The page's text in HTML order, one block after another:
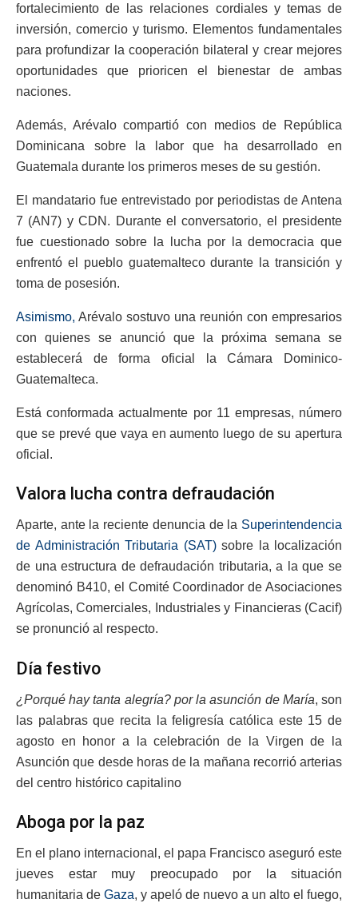
fortalecimiento de las relaciones cordiales y temas de
inversión, comercio y turismo. Elementos fundamentales
para profundizar la cooperación bilateral y crear mejores
oportunidades que prioricen el bienestar de ambas
naciones.
Además, Arévalo compartió con medios de República
Dominicana sobre la labor que ha desarrollado en
Guatemala durante los primeros meses de su gestión.
El mandatario fue entrevistado por periodistas de Antena
7 (AN7) y CDN. Durante el conversatorio, el presidente
fue cuestionado sobre la lucha por la democracia que
enfrentó el pueblo guatemalteco durante la transición y
toma de posesión.
Asimismo, Arévalo sostuvo una reunión con empresarios
con quienes se anunció que la próxima semana se
establecerá de forma oficial la Cámara Dominico-
Guatemalteca.
Está conformada actualmente por 11 empresas, número
que se prevé que vaya en aumento luego de su apertura
oficial.
Valora lucha contra defraudación
Aparte, ante la reciente denuncia de la Superintendencia
de Administración Tributaria (SAT)sobre la localización
de una estructura de defraudación tributaria, a la que se
denominó B410, el Comité Coordinador de Asociaciones
Agrícolas, Comerciales, Industriales y Financieras (Cacif)
se pronunció al respecto.
Día festivo
¿Porqué hay tanta alegría? por la asunción de María, son
las palabras que recita la feligresía católica este 15 de
agosto en honor a la celebración de la Virgen de la
Asunción que desde horas de la mañana recorrió arterias
del centro histórico capitalino
Aboga por la paz
En el plano internacional, el papa Francisco aseguró este
jueves estar muy preocupado por la situación
humanitaria de Gaza, y apeló de nuevo a un alto el fuego,